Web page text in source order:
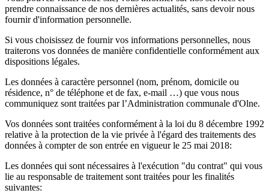
prendre connaissance de nos dernières actualités, sans devoir nous
fournir d'information personnelle.
Si vous choisissez de fournir vos informations personnelles, nous
traiterons vos données de manière confidentielle conformément aux
dispositions légales.
Les données à caractère personnel (nom, prénom, domicile ou
résidence, n° de téléphone et de fax, e-mail …) que vous nous
communiquez sont traitées par l’Administration communale d'Olne.
Vos données sont traitées conformément à la loi du 8 décembre 1992
relative à la protection de la vie privée à l'égard des traitements des
données à compter de son entrée en vigueur le 25 mai 2018:
Les données qui sont nécessaires à l'exécution "du contrat" qui vous
lie au responsable de traitement sont traitées pour les finalités
suivantes: